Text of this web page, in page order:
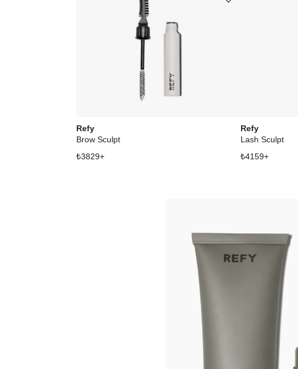
Refy
Brow Sculpt
₺3829+
Ürünü istek listesine ekle veya listeden çıkar
Refy
Lash Sculpt
₺4159+